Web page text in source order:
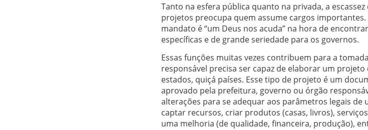
Tanto na esfera pública quanto na privada, a
projetos preocupa quem assume cargos
mandato é “um Deus nos acuda” na hora de
específicas e de grande seriedade para os governos.
Essas funções muitas vezes contribuem para a
responsável precisa ser capaz de elaborar um
estados, quiçá países. Esse tipo de projeto é um
aprovado pela prefeitura, governo ou órgão
alterações para se adequar aos parâmetros legais de
captar recursos, criar produtos (casas, livros),
uma melhoria (de qualidade, financeira, produção),